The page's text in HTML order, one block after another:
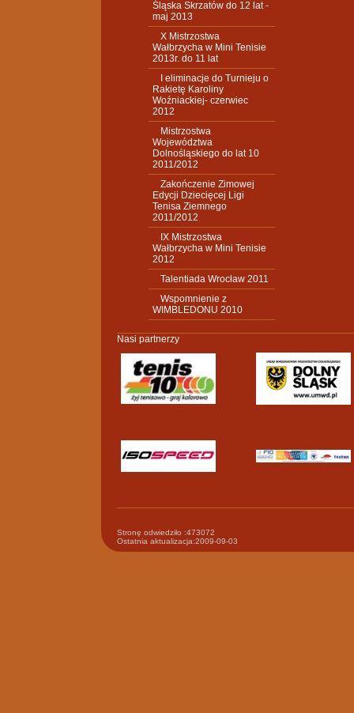
Śląska Skrzatów do 12 lat -
maj 2013
X Mistrzostwa
Wałbrzycha w Mini Tenisie
2013r. do 11 lat
I eliminacje do Turnieju o
Rakietę Karoliny
Woźniackiej- czerwiec
2012
Mistrzostwa
Województwa
Dolnośląskiego do lat 10
2011/2012
Zakończenie Zimowej
Edycji Dziecięcej Ligi
Tenisa Ziemnego
2011/2012
IX Mistrzostwa
Wałbrzycha w Mini Tenisie
2012
Talentiada Wrocław 2011
Wspomnienie z
WIMBLEDONU 2010
Nasi partnerzy
Stronę odwiedziło :473072
Ostatnia aktualizacja:2009-09-03